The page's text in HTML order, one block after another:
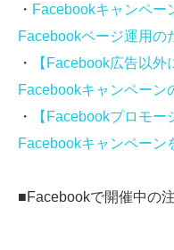
・ Facebookキャンペー
Facebookページ運用の
・
【Facebook広告以外
Facebookキャンペーン
・
【Facebookプロモー
Facebookキャンペーン
■Facebookで開催中の